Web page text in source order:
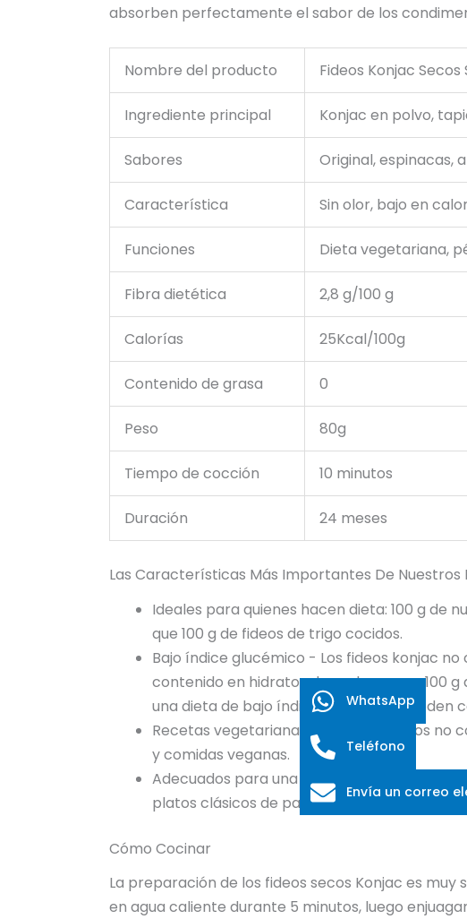
absorben perfectamente el sabor de los
Nombre del producto Fideos Konjac
Ingrediente principal Konjac en polvo,
Sabores Original, espinacas,
Característica Sin olor, bajo en
Funciones Dieta vegetariana,
Fibra dietética 2,8 g/100 g
Calorías 25Kcal/100g
Contenido de grasa 0
Peso 80g
Tiempo de cocción 10 minutos
Duración 24 meses
Las Características Más Importantes De Nuestros
Ideales para quienes hacen dieta: 100 g de
que 100 g de fideos de trigo cocidos.
Bajo índice glucémico - Los fideos konjac
contenido en hidratos de carbono por 100 g
una dieta de bajo índice glucémico pueden
Recetas vegetarianas - Nuestros fideos no
y comidas veganas.
Adecuados para una gran variedad de
platos clásicos de pasta.
Cómo Cocinar
La preparación de los fideos secos Konjac es
en agua caliente durante 5 minutos, luego
WhatsApp
Teléfono
Envía un correo